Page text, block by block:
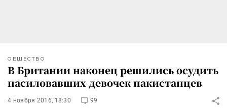
ОБЩЕСТВО
В Британии наконец решились осудить
насиловавших девочек пакистанцев
4 ноября 2016, 18:30 99